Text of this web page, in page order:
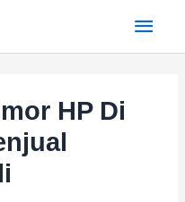
Main
HP Di